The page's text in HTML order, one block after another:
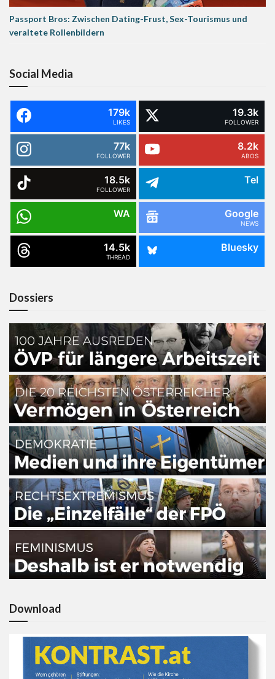
Passport Bros: Zwischen Dating-Frust, Sex-Tourismus und
veraltete Rollenbildern
Social Media
179k
LIKES
19.3k
FOLLOWER
77k
FOLLOWER
8.2k
ABOS
18.5k
FOLLOWER
Tel
WA Google
NEWS
14.5k
THREAD
Bluesky
Dossiers
Download